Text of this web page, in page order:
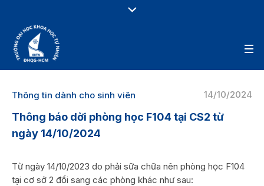
14/10/2024
Thông tin dành cho sinh viên
Thông báo dời phòng học F104 tại CS2 từ
ngày 14/10/2024
Từ ngày 14/10/2023 do phải sữa chữa nên phòng học F104
tại cơ sở 2 đổi sang các phòng khác như sau: